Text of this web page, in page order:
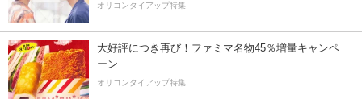
オリコンタイアップ特集
大好評につき再び！ファミマ名物45％増量キャンペ
ーン
オリコンタイアップ特集